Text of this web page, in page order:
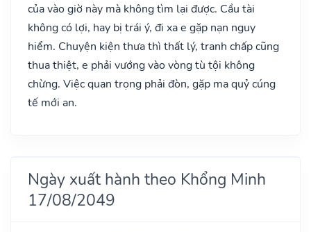
của vào giờ này mà không tìm lại được. Cầu tài
không có lợi, hay bị trái ý, đi xa e gặp nạn nguy
hiểm. Chuyện kiện thưa thì thất lý, tranh chấp cũng
thua thiệt, e phải vướng vào vòng tù tội không
chừng. Việc quan trọng phải đòn, gặp ma quỷ cúng
tế mới an.
Ngày xuất hành theo Khổng Minh
17/08/2049